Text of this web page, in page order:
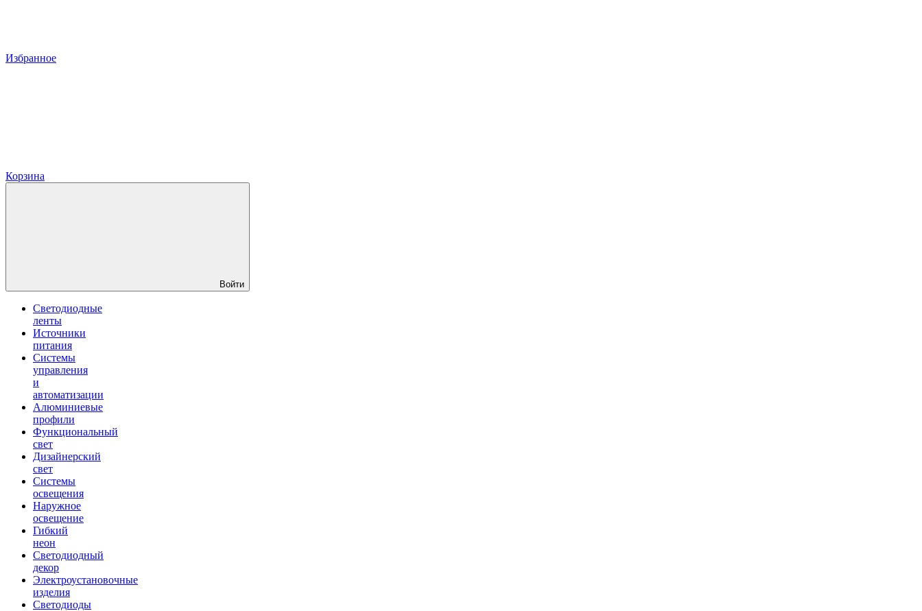
Избранное
Корзина
Войти
Светодиодные
ленты
Источники
питания
Системы
управления
и
автоматизации
Алюминиевые
профили
Функциональный
свет
Дизайнерский
свет
Системы
освещения
Наружное
освещение
Гибкий
неон
Светодиодный
декор
Электроустановочные
изделия
Светодиоды